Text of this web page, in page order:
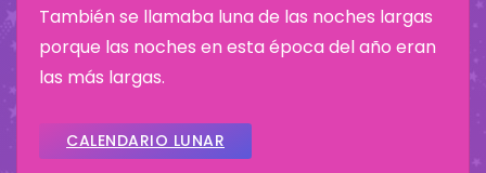
También se llamaba luna de las noches largas
porque las noches en esta época del año eran
las más largas.
CALENDARIO LUNAR